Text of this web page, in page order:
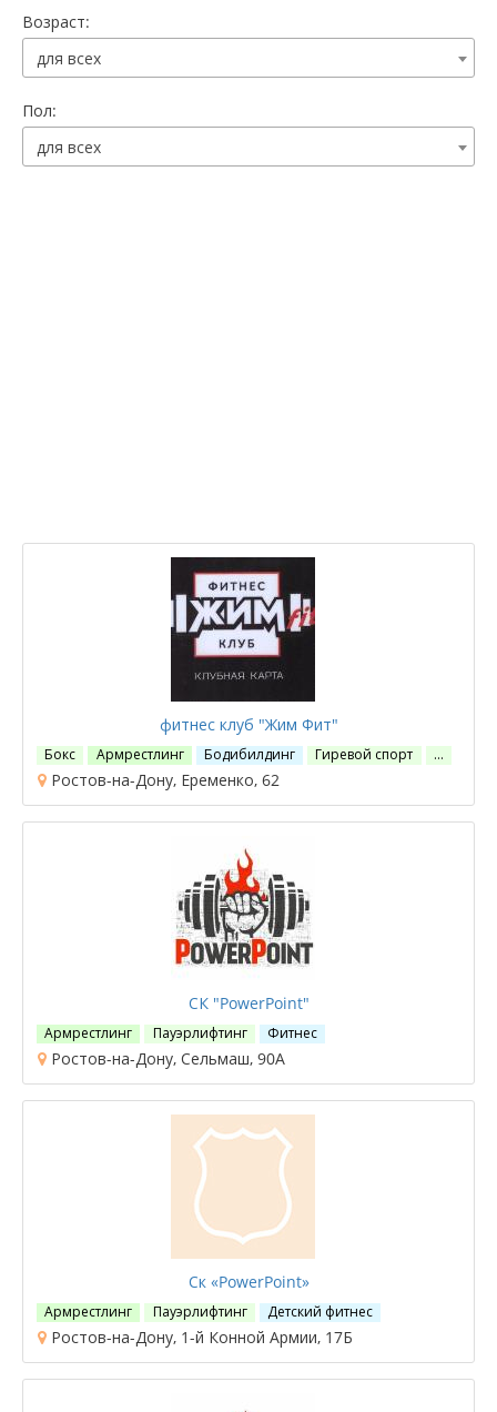
Возраст:
для всех
Пол:
для всех
фитнес клуб "Жим Фит"
Бокс Армрестлинг Бодибилдинг Гиревой спорт …
Ростов-на-Дону, Еременко, 62
СК "PowerPoint"
Армрестлинг Пауэрлифтинг Фитнес
Ростов-на-Дону, Сельмаш, 90А
Ск «PowerPoint»
Армрестлинг Пауэрлифтинг Детский фитнес
Ростов-на-Дону, 1-й Конной Армии, 17Б